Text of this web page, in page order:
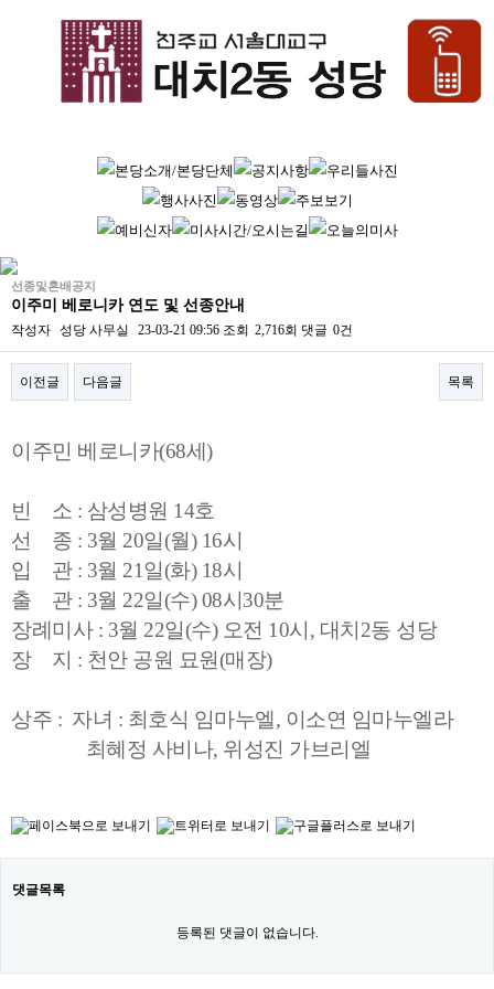
선종및혼배공지
이주미 베로니카 연도 및 선종안내
작성자 성당 사무실 23-03-21 09:56 조회 2,716회 댓글 0건
이전글 다음글 목록
이주민 베로니카(68세)
빈 소 : 삼성병원 14호
선 종 : 3월 20일(월) 16시
입 관 : 3월 21일(화) 18시
출 관 : 3월 22일(수) 08시30분
장례미사 : 3월 22일(수) 오전 10시, 대치2동 성당
장 지 : 천안 공원 묘원(매장)
상주 : 자녀 : 최호식 임마누엘, 이소연 임마누엘라
최혜정 사비나, 위성진 가브리엘
댓글목록
등록된 댓글이 없습니다.